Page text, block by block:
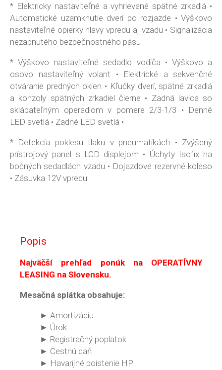
* Elektricky nastaviteľné a vyhrievané spätné zrkadlá •
Automatické uzamknutie dverí po rozjazde • Výškovo
nastaviteľné opierky hlavy vpredu aj vzadu • Signalizácia
nezapnutého bezpečnostného pásu
* Výškovo nastaviteľné sedadlo vodiča • Výškovo a
osovo nastaviteľný volant • Elektrické a sekvenčné
otváranie predných okien • Kľučky dverí, spätné zrkadlá
a konzoly spätných zrkadiel čierne • Zadná lavica so
sklápateľným operadlom v pomere 2/3-1/3 • Denné
LED svetlá • Zadné LED svetlá •
* Detekcia poklesu tlaku v pneumatikách • Zvýšený
prístrojový panel s LCD displejom • Úchyty Isofix na
bočných sedadlách vzadu • Dojazdové rezervné koleso
• Zásuvka 12V vpredu
Popis
Najväčší prehľad ponúk na OPERATÍVNY
LEASING na Slovensku.
Mesačná splátka obsahuje:
► Amortizáciu
► Úrok
► Registračný poplatok
► Cestnú daň
► Havarijné poistenie HP